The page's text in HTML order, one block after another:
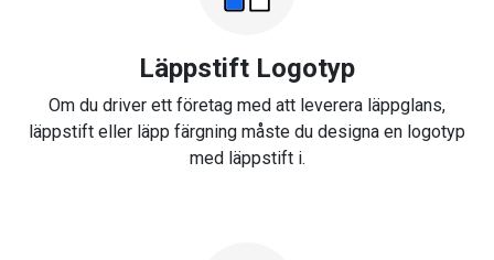
Läppstift Logotyp
Om du driver ett företag med att leverera läppglans,
läppstift eller läpp färgning måste du designa en logotyp
med läppstift i.